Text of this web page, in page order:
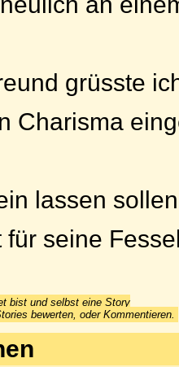
grüsste
Charisma
lassen sollen
für seine
bist und selbst eine Story
bewerten, oder Kommentieren.